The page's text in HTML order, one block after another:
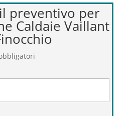
preventivo per
Caldaie Vaillant